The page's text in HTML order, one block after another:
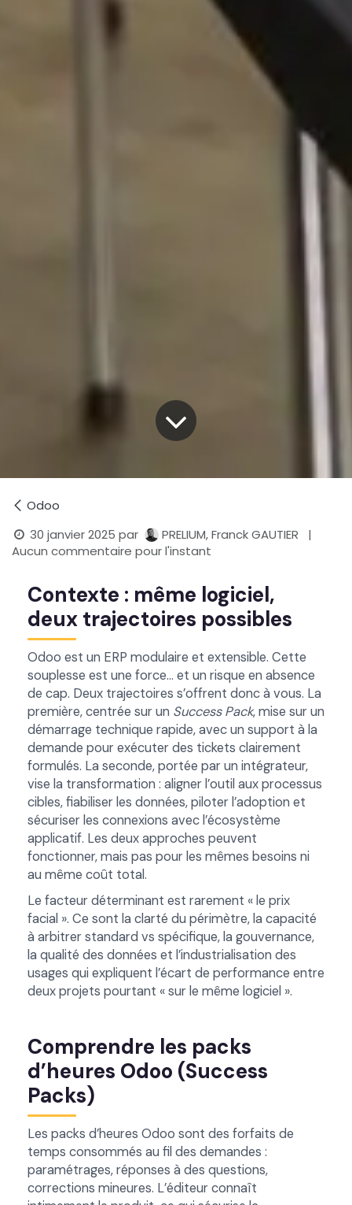
Odoo
30 janvier 2025 par PRELIUM, Franck GAUTIER
|
Aucun commentaire pour l'instant
Contexte : même logiciel,
deux trajectoires possibles
Odoo est un ERP modulaire et extensible. Cette
souplesse est une force… et un risque en absence
de cap. Deux trajectoires s’offrent donc à vous. La
première, centrée sur un Success Pack, mise sur un
démarrage technique rapide, avec un support à la
demande pour exécuter des tickets clairement
formulés. La seconde, portée par un intégrateur,
vise la transformation : aligner l’outil aux processus
cibles, fiabiliser les données, piloter l’adoption et
sécuriser les connexions avec l’écosystème
applicatif. Les deux approches peuvent
fonctionner, mais pas pour les mêmes besoins ni
au même coût total.
Le facteur déterminant est rarement « le prix
facial ». Ce sont la clarté du périmètre, la capacité
à arbitrer standard vs spécifique, la gouvernance,
la qualité des données et l’industrialisation des
usages qui expliquent l’écart de performance entre
deux projets pourtant « sur le même logiciel ».
Comprendre les packs
d’heures Odoo (Success
Packs)
Les packs d’heures Odoo sont des forfaits de
temps consommés au fil des demandes :
paramétrages, réponses à des questions,
corrections mineures. L’éditeur connaît